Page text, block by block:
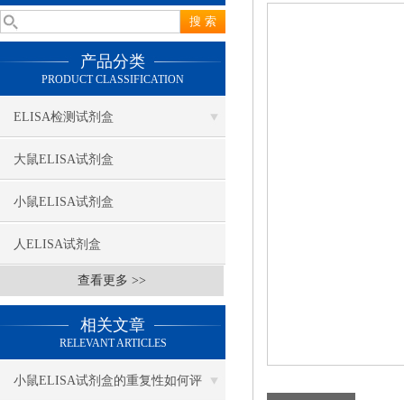
产品分类
PRODUCT CLASSIFICATION
ELISA检测试剂盒
大鼠ELISA试剂盒
小鼠ELISA试剂盒
人ELISA试剂盒
查看更多 >>
相关文章
RELEVANT ARTICLES
小鼠ELISA试剂盒的重复性如何评